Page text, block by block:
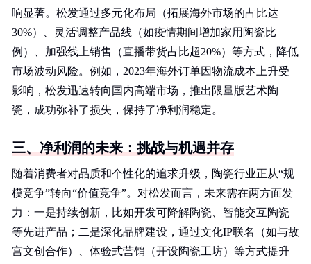
响显著。松发通过多元化布局（拓展海外市场的占比达
30%）、灵活调整产品线（如疫情期间增加家用陶瓷比
例）、加强线上销售（直播带货占比超20%）等方式，降低
市场波动风险。例如，2023年海外订单因物流成本上升受
影响，松发迅速转向国内高端市场，推出限量版艺术陶
瓷，成功弥补了损失，保持了净利润稳定。
三、净利润的未来：挑战与机遇并存
随着消费者对品质和个性化的追求升级，陶瓷行业正从“规
模竞争”转向“价值竞争”。对松发而言，未来需在两方面发
力：一是持续创新，比如开发可降解陶瓷、智能交互陶瓷
等先进产品；二是深化品牌建设，通过文化IP联名（如与故
宫文创合作）、体验式营销（开设陶瓷工坊）等方式提升